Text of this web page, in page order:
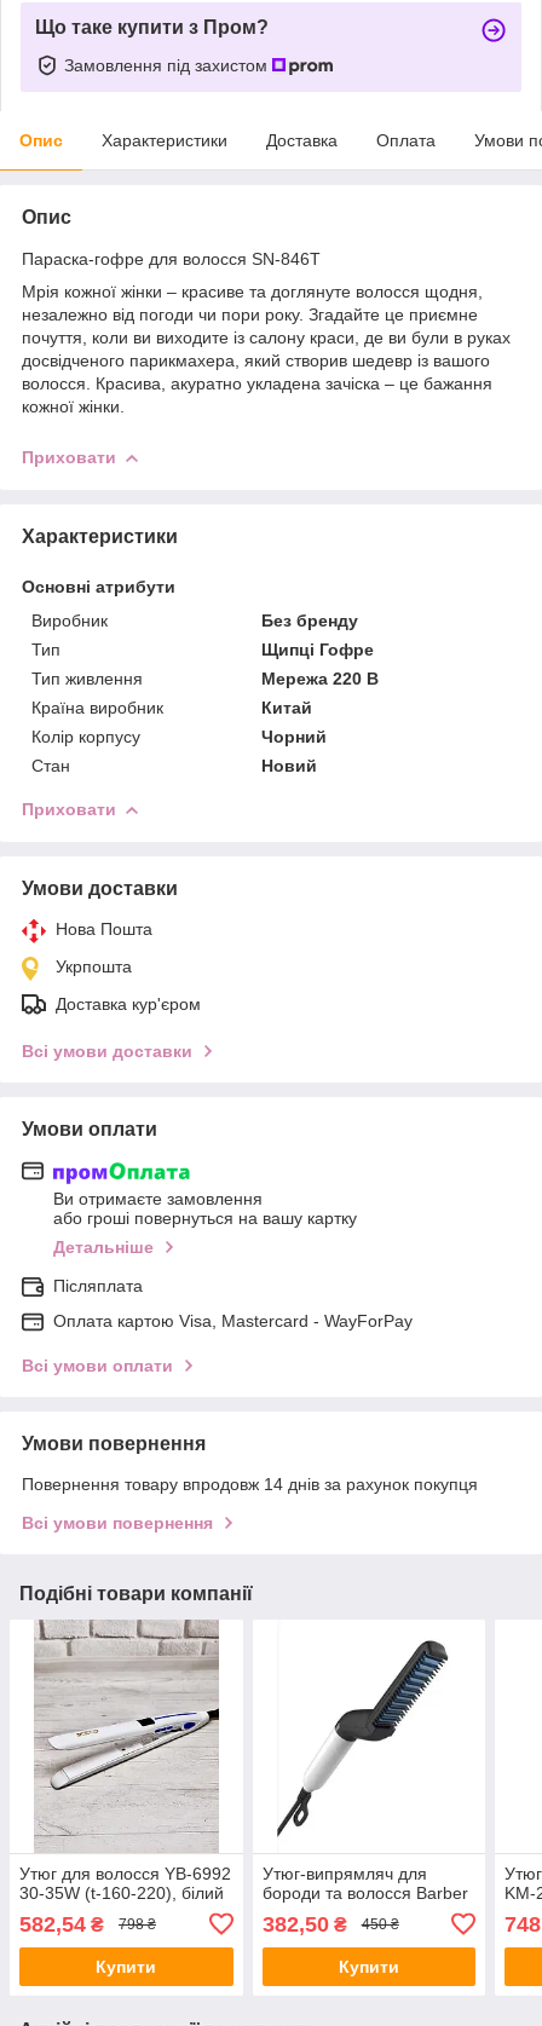
Що таке купити з Пром?
Замовлення під захистом
Опис Характеристики Доставка Оплата Умови
Опис
Параска-гофре для волосся SN-846T
Мрія кожної жінки – красиве та доглянуте волосся щодня,
незалежно від погоди чи пори року. Згадайте це приємне
почуття, коли ви виходите із салону краси, де ви були в руках
досвідченого парикмахера, який створив шедевр із вашого
волосся. Красива, акуратно укладена зачіска – це бажання
кожної жінки.
Приховати
Характеристики
Основні атрибути
Виробник
Без бренду
Тип
Щипці Гофре
Тип живлення
Мережа 220 В
Країна виробник
Китай
Колір корпусу
Чорний
Стан
Новий
Приховати
Умови доставки
Нова Пошта
Укрпошта
Доставка кур'єром
Всі умови доставки
Умови оплати
Ви отримаєте замовлення
або гроші повернуться на вашу картку
Детальніше
Післяплата
Оплата картою Visa, Mastercard - WayForPay
Всі умови оплати
Умови повернення
Повернення товару впродовж 14 днів за рахунок покупця
Всі умови повернення
Подібні товари компанії
Утюг для волосся YB-6992
30-35W (t-160-220), білий
582,54 ₴ 798 ₴
Купити
Утюг-випрямляч для
бороди та волосся Barber
382,50₴ 450 ₴
Купити
KM-
748